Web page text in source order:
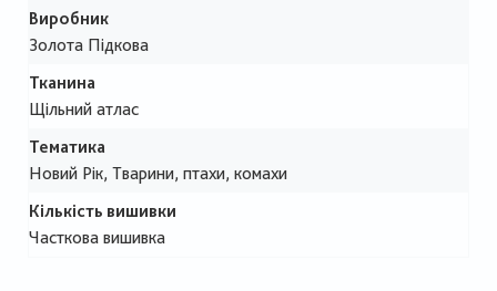
Виробник
Золота Підкова
Тканина
Щільний атлас
Тематика
Новий Рік, Тварини, птахи, комахи
Кількість вишивки
Часткова вишивка